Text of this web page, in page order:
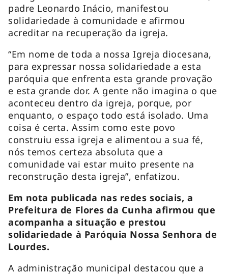
padre Leonardo Inácio, manifestou
solidariedade à comunidade e afirmou
acreditar na recuperação da igreja.
“Em nome de toda a nossa Igreja diocesana,
para expressar nossa solidariedade a esta
paróquia que enfrenta esta grande provação
e esta grande dor. A gente não imagina o que
aconteceu dentro da igreja, porque, por
enquanto, o espaço todo está isolado. Uma
coisa é certa. Assim como este povo
construiu essa igreja e alimentou a sua fé,
nós temos certeza absoluta que a
comunidade vai estar muito presente na
reconstrução desta igreja”, enfatizou.
Em nota publicada nas redes sociais, a
Prefeitura de Flores da Cunha afirmou que
acompanha a situação e prestou
solidariedade à Paróquia Nossa Senhora de
Lourdes.
A administração municipal destacou que a